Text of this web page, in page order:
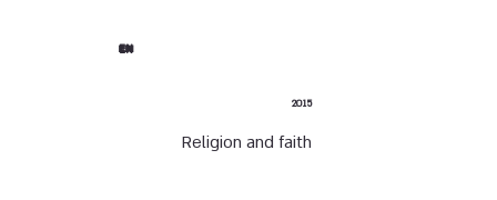
EN
2015
Religion and faith